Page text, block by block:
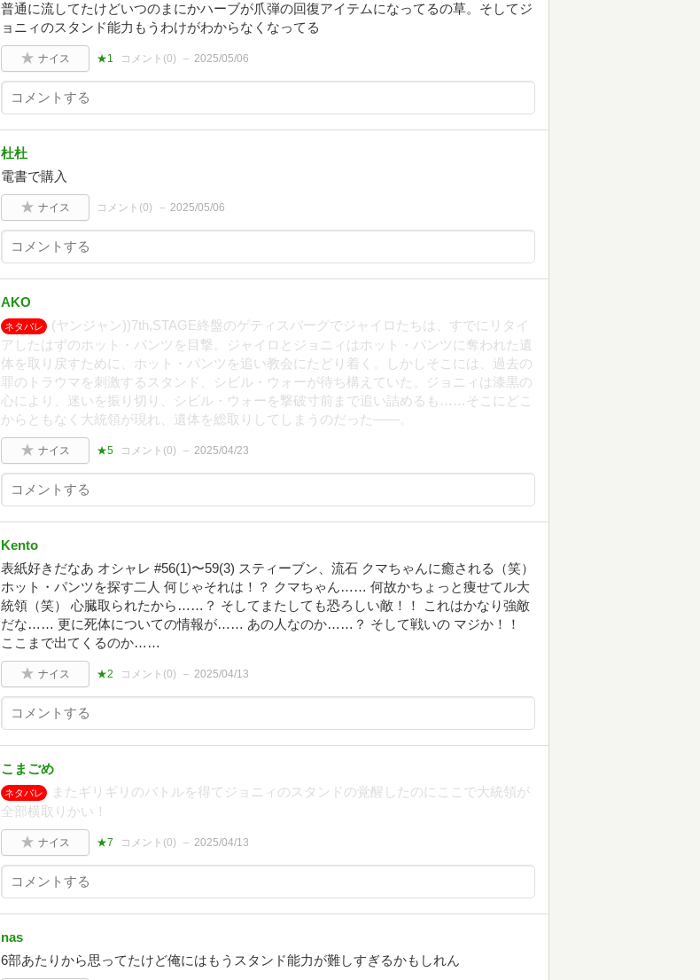
普通に流してたけどいつのまにかハーブが爪弾の回復アイテムになってるの草。そしてジ
ョニィのスタンド能力もうわけがわからなくなってる
ナイス ★1 コメント(0) 2025/05/06
杜杜
電書で購入
ナイス コメント(0) 2025/05/06
AKO
ネタバレ
(ヤンジャン))7th,STAGE終盤のゲティスバーグでジャイロたちは、すでにリタイ
アしたはずのホット・パンツを目撃。ジャイロとジョニィはホット・パンツに奪われた遺
体を取り戻すために、ホット・パンツを追い教会にたどり着く。しかしそこには、過去の
罪のトラウマを刺激するスタンド、シビル・ウォーが待ち構えていた。ジョニィは漆黒の
心により、迷いを振り切り、シビル・ウォーを撃破寸前まで追い詰めるも……そこにどこ
からともなく大統領が現れ、遺体を総取りしてしまうのだった――。
ナイス ★5 コメント(0) 2025/04/23
Kento
表紙好きだなあ オシャレ #56(1)〜59(3) スティーブン、流石 クマちゃんに癒される（笑）
ホット・パンツを探す二人 何じゃそれは！？ クマちゃん…… 何故かちょっと痩せてル大
統領（笑） 心臓取られたから……？ そしてまたしても恐ろしい敵！！ これはかなり強敵
だな…… 更に死体についての情報が…… あの人なのか……？ そして戦いの マジか！！
ここまで出てくるのか……
ナイス ★2 コメント(0) 2025/04/13
こまごめ
ネタバレ
またギリギリのバトルを得てジョニィのスタンドの覚醒したのにここで大統領が
全部横取りかい！
ナイス ★7 コメント(0) 2025/04/13
nas
6部あたりから思ってたけど俺にはもうスタンド能力が難しすぎるかもしれん